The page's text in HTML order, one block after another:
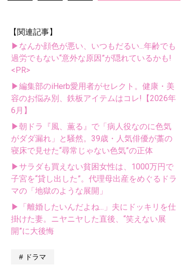
【関連記事】
▶なんか顔色が悪い、いつもだるい...年齢でも
過労でもない“意外な原因”が隠れているかも!
<PR>
▶編集部のiHerb愛用者がセレクト。健康・美
容のお悩み別、鉄板アイテムはコレ!【2026年
6月】
▶朝ドラ『風、薫る』で「病人役なのに色気
がダダ漏れ」と騒然。39歳・人気俳優が藁の
寝床で見せた“尋常じゃない色気”の正体
▶サラダも買えない貧困女性は、1000万円で
子宮を“貸し出した”。代理母出産をめぐるドラ
マの「地獄のような展開」
▶「離婚したいんだよね...」夫にドッキリを仕
掛けた妻。ニヤニヤした直後、“笑えない展
開”に大後悔
ドラマ